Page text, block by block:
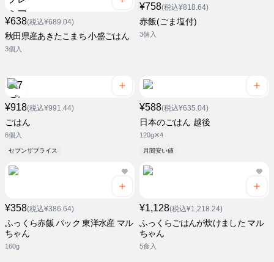
¥638(税込¥689.04)
秋田県産あきたこまち 小盛ごはん
3個入
¥758(税込¥818.64)
赤飯(ごま塩付)
3個入
¥918(税込¥991.44)
ごはん
6個入
セブンザプライス
¥588(税込¥635.04)
日本のごはん 越後
120g✕4
月間安い値
¥358(税込¥386.64)
ふっくら赤飯 パック 東洋水産 マル
ちゃん
160g
¥1,128(税込¥1,218.24)
ふっくらごはんが炊けました マル
ちゃん
5食入